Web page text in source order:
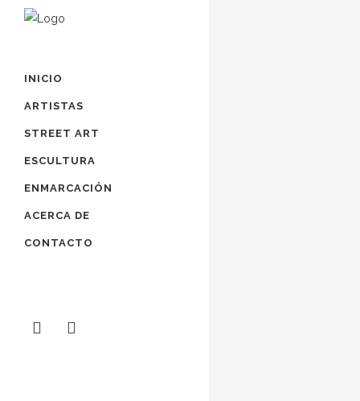
INICIO
ARTISTAS
STREET ART
ESCULTURA
ENMARCACIÓN
ACERCA DE
CONTACTO